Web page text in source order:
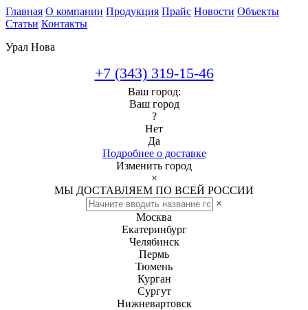
Главная О компании Продукция Прайс Новости Объекты
Статьи Контакты
Урал Нова
+7 (343) 319-15-46
Ваш город:
Ваш город
?
Нет
Да
Подробнее о доставке
Изменить город
×
МЫ ДОСТАВЛЯЕМ ПО ВСЕЙ РОССИИ
×
Москва
Екатеринбург
Челябинск
Пермь
Тюмень
Курган
Сургут
Нижневартовск